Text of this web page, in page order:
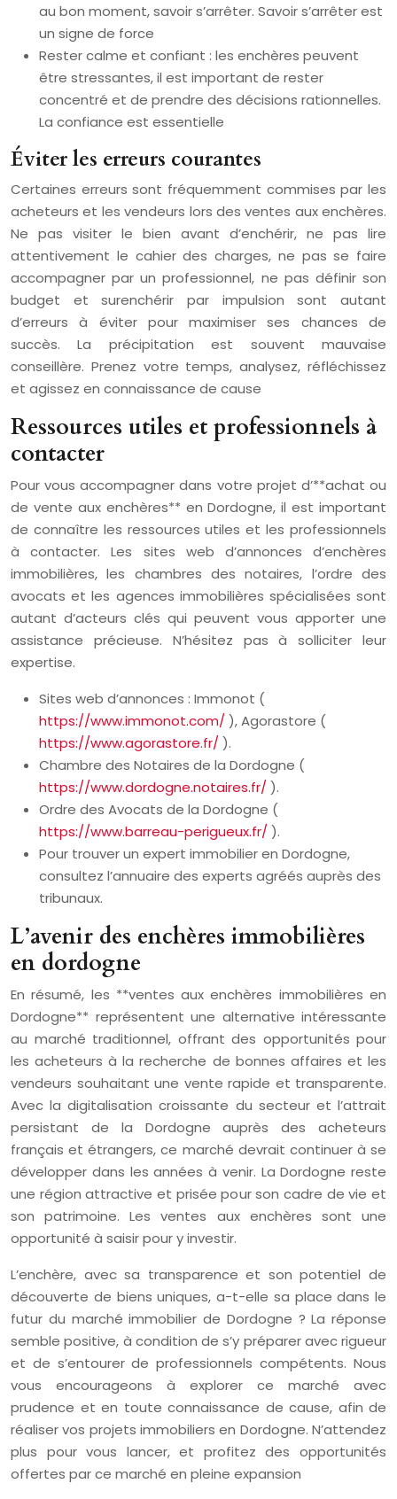
au bon moment, savoir s’arrêter. Savoir s’arrêter est
un signe de force
Rester calme et confiant : les enchères peuvent
être stressantes, il est important de rester
concentré et de prendre des décisions rationnelles.
La confiance est essentielle
Éviter les erreurs courantes
Certaines erreurs sont fréquemment commises par les
acheteurs et les vendeurs lors des ventes aux enchères.
Ne pas visiter le bien avant d’enchérir, ne pas lire
attentivement le cahier des charges, ne pas se faire
accompagner par un professionnel, ne pas définir son
budget et surenchérir par impulsion sont autant
d’erreurs à éviter pour maximiser ses chances de
succès. La précipitation est souvent mauvaise
conseillère. Prenez votre temps, analysez, réfléchissez
et agissez en connaissance de cause
Ressources utiles et professionnels à
contacter
Pour vous accompagner dans votre projet d’**achat ou
de vente aux enchères** en Dordogne, il est important
de connaître les ressources utiles et les professionnels
à contacter. Les sites web d’annonces d’enchères
immobilières, les chambres des notaires, l’ordre des
avocats et les agences immobilières spécialisées sont
autant d’acteurs clés qui peuvent vous apporter une
assistance précieuse. N’hésitez pas à solliciter leur
expertise.
Sites web d’annonces : Immonot (
https://www.immonot.com/ ), Agorastore (
https://www.agorastore.fr/ ).
Chambre des Notaires de la Dordogne (
https://www.dordogne.notaires.fr/ ).
Ordre des Avocats de la Dordogne (
https://www.barreau-perigueux.fr/ ).
Pour trouver un expert immobilier en Dordogne,
consultez l’annuaire des experts agréés auprès des
tribunaux.
L’avenir des enchères immobilières
en dordogne
En résumé, les **ventes aux enchères immobilières en
Dordogne** représentent une alternative intéressante
au marché traditionnel, offrant des opportunités pour
les acheteurs à la recherche de bonnes affaires et les
vendeurs souhaitant une vente rapide et transparente.
Avec la digitalisation croissante du secteur et l’attrait
persistant de la Dordogne auprès des acheteurs
français et étrangers, ce marché devrait continuer à se
développer dans les années à venir. La Dordogne reste
une région attractive et prisée pour son cadre de vie et
son patrimoine. Les ventes aux enchères sont une
opportunité à saisir pour y investir.
L’enchère, avec sa transparence et son potentiel de
découverte de biens uniques, a-t-elle sa place dans le
futur du marché immobilier de Dordogne ? La réponse
semble positive, à condition de s’y préparer avec rigueur
et de s’entourer de professionnels compétents. Nous
vous encourageons à explorer ce marché avec
prudence et en toute connaissance de cause, afin de
réaliser vos projets immobiliers en Dordogne. N’attendez
plus pour vous lancer, et profitez des opportunités
offertes par ce marché en pleine expansion